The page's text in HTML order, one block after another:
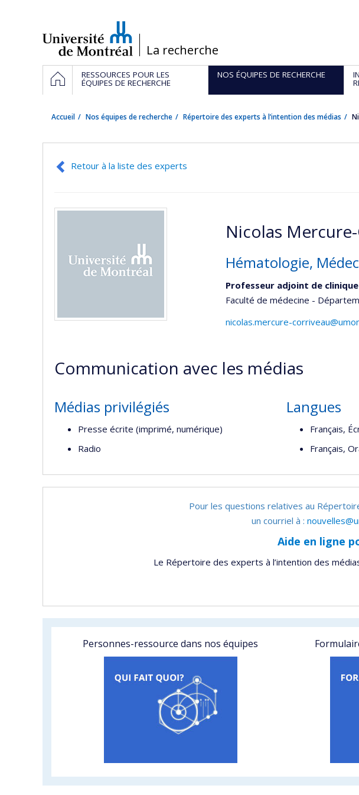
/La recherche
Navigation
principale
ACCUEILRESSOURCES POUR LES
ÉQUIPES DE RECHERCHE
NOS ÉQUIPES DE RECHERCHE
Accueil Nos équipes de recherche Répertoire des experts à l’intention des médias
Retour à la liste des experts
Nicolas
Hématologie,
Professeur adjoint de clinique
Faculté de médecine -
nicolas.mercure-
Communication avec les médias
Médias privilégiés
Presse écrite (imprimé, numérique)
Radio
Langues
Français,
Français,
Pour les questions relatives au
un courriel à :
Aide en ligne
Le Répertoire des experts à l’intention des
Personnes-ressource dans nos équipes